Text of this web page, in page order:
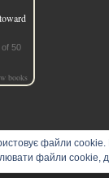
of 50
books
файли
файли cookie,
reserved | Logo